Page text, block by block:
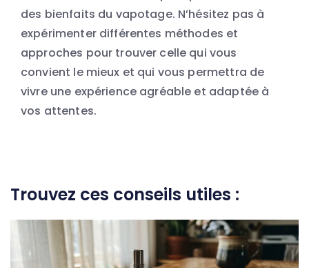
des bienfaits du vapotage. N’hésitez pas à
expérimenter différentes méthodes et
approches pour trouver celle qui vous
convient le mieux et qui vous permettra de
vivre une expérience agréable et adaptée à
vos attentes.
Trouvez ces conseils utiles :